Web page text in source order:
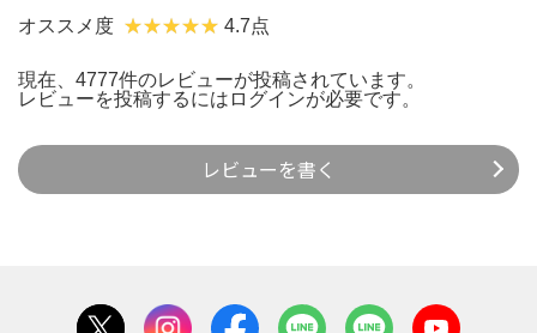
オススメ度 4.7点
現在、4777件のレビューが投稿されています。
レビューを投稿するには ログインが必要です。
レビューを書く